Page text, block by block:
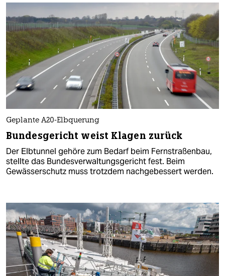
Geplante A20-Elbquerung
Bundesgericht weist Klagen zurück
Der Elbtunnel gehöre zum Bedarf beim Fernstraßenbau,
stellte das Bundesverwaltungsgericht fest. Beim
Gewässerschutz muss trotzdem nachgebessert werden.